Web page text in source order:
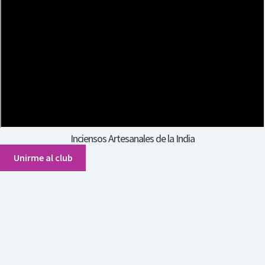
Inciensos Artesanales de la India
Unirme al club